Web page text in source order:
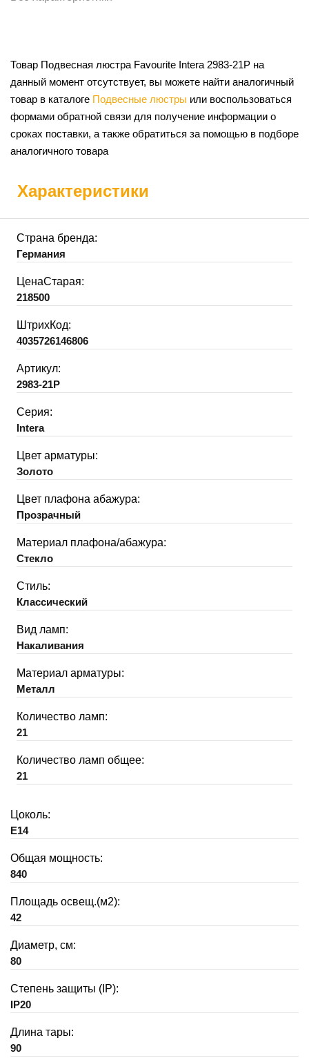
Товар Подвесная люстра Favourite Intera 2983-21P на
данный момент отсутствует, вы можете найти аналогичный
товар в каталоге Подвесные люстры или воспользоваться
формами обратной связи для получение информации о
сроках поставки, а также обратиться за помощью в подборе
аналогичного товара
Характеристики
Страна бренда:
Германия
ЦенаСтарая:
218500
ШтрихКод:
4035726146806
Артикул:
2983-21P
Серия:
Intera
Цвет арматуры:
Золото
Цвет плафона абажура:
Прозрачный
Материал плафона/абажура:
Стекло
Стиль:
Классический
Вид ламп:
Накаливания
Материал арматуры:
Металл
Количество ламп:
21
Количество ламп общее:
21
Цоколь:
E14
Общая мощность:
840
Площадь освещ.(м2):
42
Диаметр, см:
80
Степень защиты (IP):
IP20
Длина тары:
90